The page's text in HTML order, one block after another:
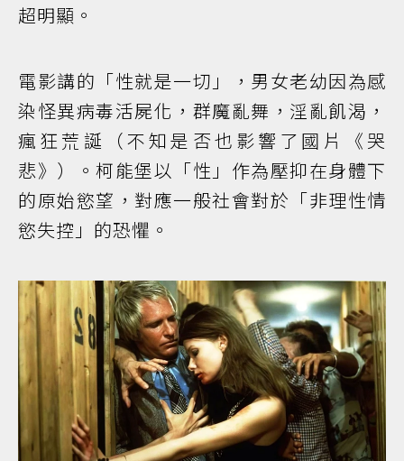
超明顯。
電影講的「性就是一切」，男女老幼因為感
染怪異病毒活屍化，群魔亂舞，淫亂飢渴，
瘋狂荒誕（不知是否也影響了國片《哭
悲》）。柯能堡以「性」作為壓抑在身體下
的原始慾望，對應一般社會對於「非理性情
慾失控」的恐懼。